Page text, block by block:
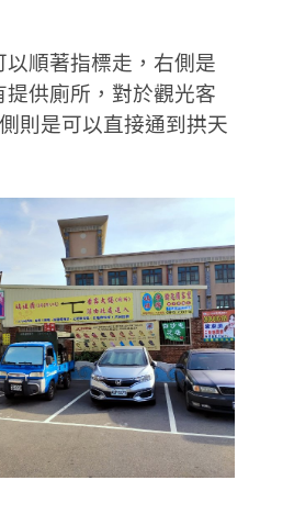
順著指標走，右側是
提供廁所，對於觀光客
則是可以直接通到拱天